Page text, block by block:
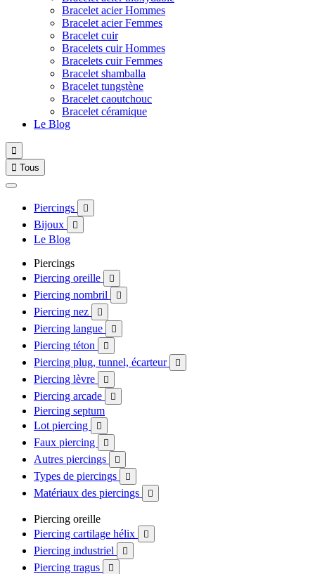
Bracelet acier Hommes
Bracelet acier Femmes
Bracelet cuir
Bracelets cuir Hommes
Bracelets cuir Femmes
Bracelet shamballa
Bracelet tungstène
Bracelet caoutchouc
Bracelet céramique
Le Blog

 Tous
Piercings 
Bijoux 
Le Blog
Piercings
Piercing oreille

Piercing nombril 
Piercing nez 
Piercing langue 
Piercing téton 
Piercing plug, tunnel, écarteur 
Piercing lèvre 
Piercing arcade 
Piercing septum
Lot piercing

Faux piercing 
Autres piercings 
Types de piercings 
Matériaux des piercings 
Piercing oreille
Piercing cartilage hélix

Piercing industriel 
Piercing tragus 